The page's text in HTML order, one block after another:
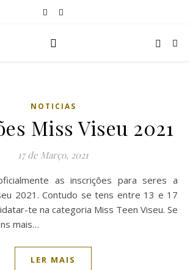
NOTICIAS
Miss Viseu 2021
17 de Março, 2021
2021. Contudo se tens entre 13 e 17
te na categoria Miss Teen Viseu. Se
mais…
LER MAIS